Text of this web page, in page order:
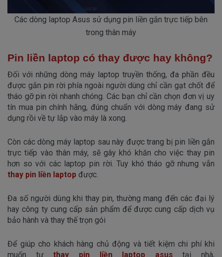
Các dòng laptop Asus sử dụng pin liền gắn trực tiếp bên
trong thân máy
Pin liền laptop có thay được hay không?
Đối với những dòng máy laptop truyền thống, đa phần đều
được gắn pin rời phía ngoài người dùng chỉ cần gạt chốt để
tháo gỡ pin rời nhanh chóng. Các bạn chỉ cần chọn đơn vị uy
tín mua pin chính hãng, đúng chuẩn với dòng máy đang sử
dụng rồi về tự lắp vào máy là xong.
Còn các dòng máy laptop sau này được trang bị pin liền gắn
trực tiếp vào thân máy, sẽ gây khó khăn cho việc thay pin
hơn so với các laptop pin rời. Tuy khó tháo gỡ nhưng vẫn
thay pin liền laptop được.
Đa số người dùng khi thay pin, thường mang đến các đại lý
hay công ty cung cấp sản phẩm để được cung cấp dịch vụ
bảo hành và thay thế trọn gói
Để giúp cho khách hàng chủ động và tiết kiệm chi phí khi
muốn tựthay pin liền laptop asustại nhà,